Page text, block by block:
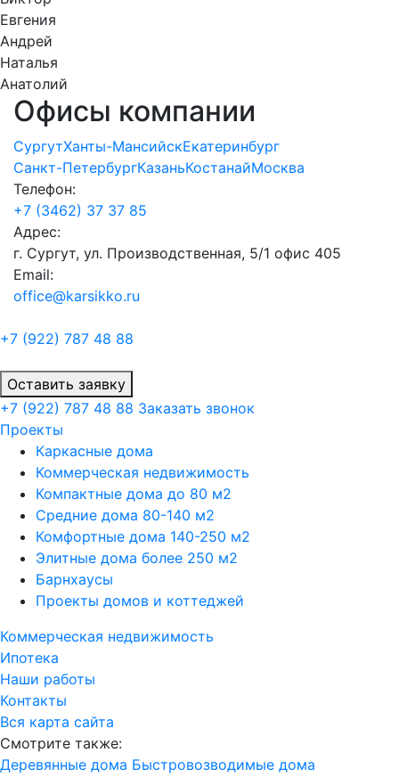
Евгения
Андрей
Наталья
Анатолий
Офисы компании
СургутХанты-МансийскЕкатеринбург
Санкт-ПетербургКазаньКостанайМосква
Телефон:
+7 (3462) 37 37 85
Адрес:
г. Сургут, ул. Производственная, 5/1 офис 405
Email:
office@karsikko.ru
+7 (922) 787 48 88
Оставить заявку
+7 (922) 787 48 88 Заказать звонок
Проекты
Каркасные дома
Коммерческая недвижимость
Компактные дома до 80 м2
Средние дома 80-140 м2
Комфортные дома 140-250 м2
Элитные дома более 250 м2
Барнхаусы
Проекты домов и коттеджей
Коммерческая недвижимость
Ипотека
Наши работы
Контакты
Вся карта сайта
Смотрите также:
Деревянные дома Быстровозводимые дома